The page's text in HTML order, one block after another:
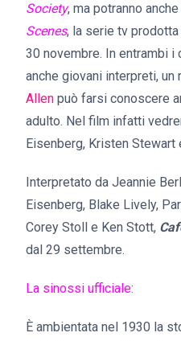
Society, ma potranno
Scenes, la serie tv
30 novembre. In entrambi
anche giovani interpreti,
Allen può farsi conoscere
adulto. Nel film infatti
Eisenberg, Kristen Stewart
Interpretato da Jeannie
Eisenberg, Blake Lively,
Corey Stoll e Ken Stott,
dal 29 settembre.
La sinossi ufficiale:
È ambientata nel 1930 la